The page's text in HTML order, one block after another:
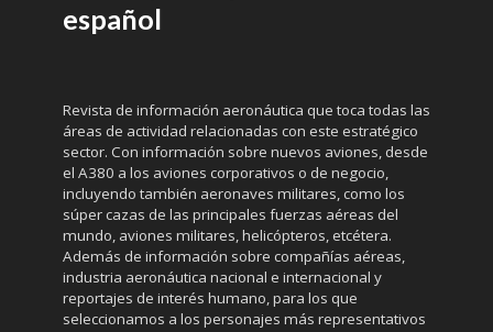
español
Revista de información aeronáutica que toca todas las
áreas de actividad relacionadas con este estratégico
sector. Con información sobre nuevos aviones, desde
el A380 a los aviones corporativos o de negocio,
incluyendo también aeronaves militares, como los
súper cazas de las principales fuerzas aéreas del
mundo, aviones militares, helicópteros, etcétera.
Además de información sobre compañías aéreas,
industria aeronáutica nacional e internacional y
reportajes de interés humano, para los que
seleccionamos a los personajes más representativos